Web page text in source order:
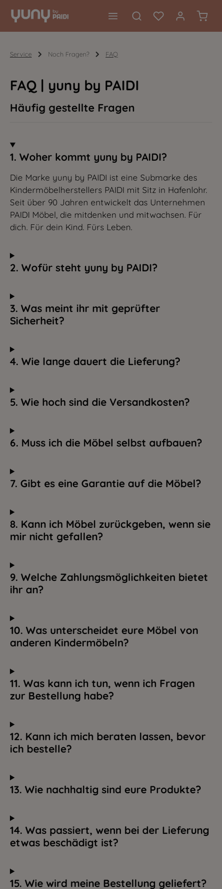
springen
Service Noch Fragen? FAQ
FAQ | yuny by PAIDI
Häufig gestellte Fragen
1. Woher kommt yuny by PAIDI?
Die Marke yuny by PAIDI ist eine Submarke des
Kindermöbelherstellers PAIDI mit Sitz in Hafenlohr.
Seit über 90 Jahren entwickelt das Unternehmen
PAIDI Möbel, die mitdenken und mitwachsen. Für
dich. Für dein Kind. Fürs Leben.
2. Wofür steht yuny by PAIDI?
3. Was meint ihr mit geprüfter
Sicherheit?
4. Wie lange dauert die Lieferung?
5. Wie hoch sind die Versandkosten?
6. Muss ich die Möbel selbst aufbauen?
7. Gibt es eine Garantie auf die Möbel?
8. Kann ich Möbel zurückgeben, wenn sie
mir nicht gefallen?
9. Welche Zahlungsmöglichkeiten bietet
ihr an?
10. Was unterscheidet eure Möbel von
anderen Kindermöbeln?
11. Was kann ich tun, wenn ich Fragen
zur Bestellung habe?
12. Kann ich mich beraten lassen, bevor
ich bestelle?
13. Wie nachhaltig sind eure Produkte?
14. Was passiert, wenn bei der Lieferung
etwas beschädigt ist?
15. Wie wird meine Bestellung geliefert?